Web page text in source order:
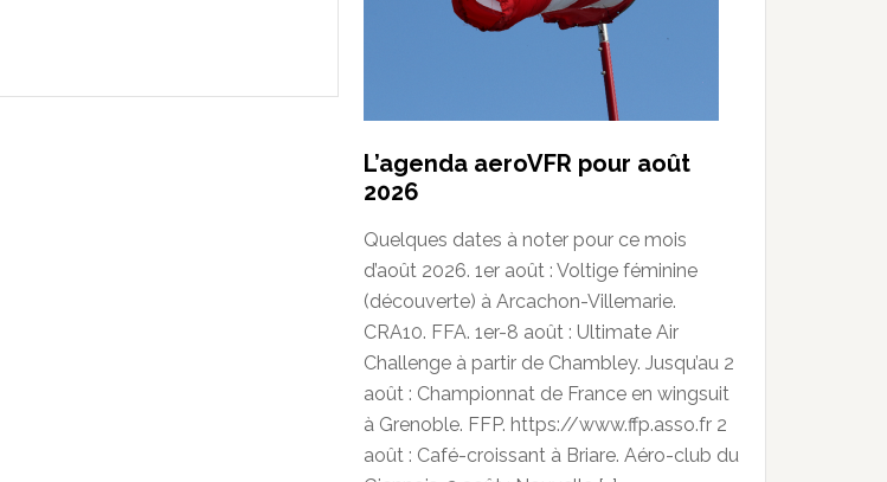
L’agenda aeroVFR pour août
2026
Quelques dates à noter pour ce mois
d’août 2026. 1er août : Voltige féminine
(découverte) à Arcachon-Villemarie.
CRA10. FFA. 1er-8 août : Ultimate Air
Challenge à partir de Chambley. Jusqu’au 2
août : Championnat de France en wingsuit
à Grenoble. FFP. https://www.ffp.asso.fr 2
août : Café-croissant à Briare. Aéro-club du